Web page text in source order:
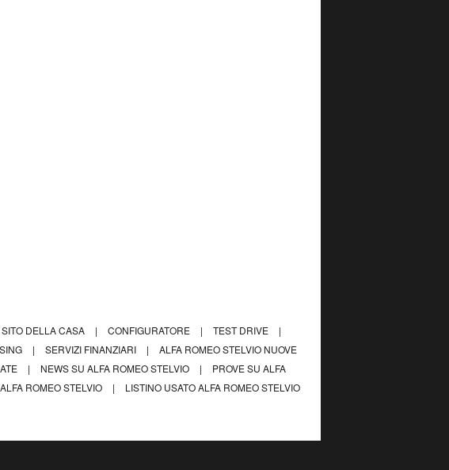
SITO DELLA CASA | CONFIGURATORE | TEST DRIVE
|
| SERVIZI FINANZIARI |
ALFA ROMEO STELVIO NUOVE
| NEWS SU ALFA ROMEO STELVIO |
PROVE SU ALFA
ROMEO STELVIO |
LISTINO USATO ALFA ROMEO STELVIO